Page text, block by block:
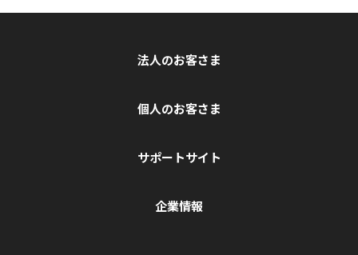
法人のお客さま
個人のお客さま
サポートサイト
企業情報